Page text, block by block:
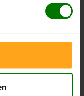
und Holzpellets
Datum zeigt,